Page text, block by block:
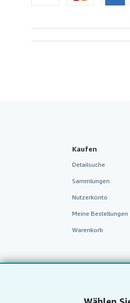
Kaufen
Detailsuche
Sammlungen
Nutzerkonto
Meine Bestellungen
Warenkorb